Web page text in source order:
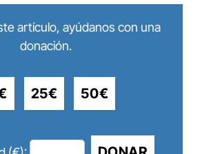
artículo, ayúdanos con una
donación.
25€ 50€